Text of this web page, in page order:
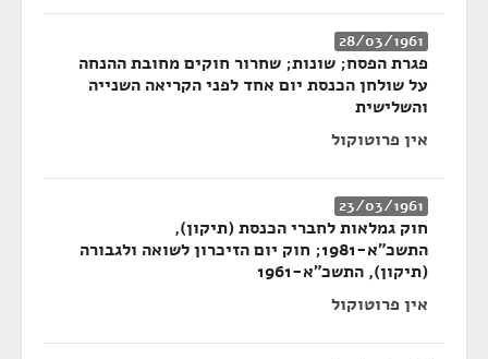
28/03/1961
פגרת הפסח; שונות; שחרור חוקים מחובת ההנחה
על שולחן הכנסת יום אחד לפני הקריאה השנייה
והשלישית
אין פרוטוקול
23/03/1961
חוק גמלאות לחברי הכנסת (תיקון),
התשכ"א-1981; חוק יום הזיכרון לשואה ולגבורה
(תיקון), התשכ"א-1961
אין פרוטוקול